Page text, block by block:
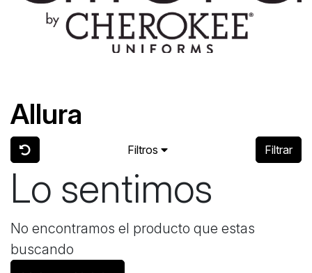
Allura
Filtros Filtrar
Lo sentimos
No encontramos el producto que estas
buscando